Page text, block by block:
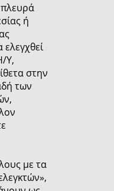
ή
Υ,
στην
των
με τα